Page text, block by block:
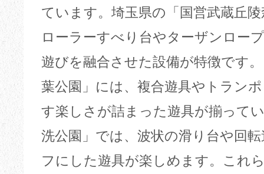
ています。埼玉県の「国営武蔵丘
ローラーすべり台やターザンロー
遊びを融合させた設備が特徴です
葉公園」には、複合遊具やトラン
す楽しさが詰まった遊具が揃って
洗公園」では、波状の滑り台や回
フにした遊具が楽しめます。これ